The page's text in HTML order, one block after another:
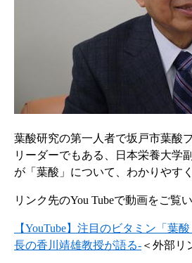
葉酸研究の第一人者で坂戸市葉酸
リーダーでもある、日本栄養大学
が「葉酸」について、わかりやす
リンク先のYou Tubeで動画をご覧
【YouTube】注目のビタミン「葉
長の香川靖雄教授が語る- ＜外部リ